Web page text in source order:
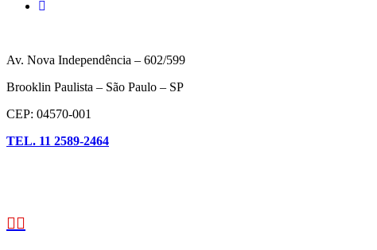
Av. Nova Independência – 602/599
Brooklin Paulista – São Paulo – SP
CEP: 04570-001
TEL. 11 2589-2464